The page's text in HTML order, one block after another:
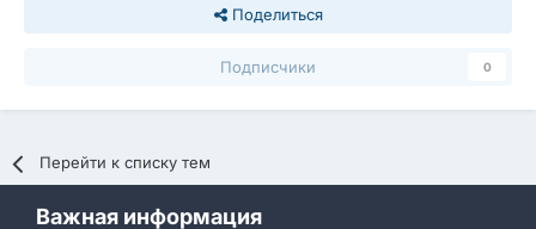
Поделиться
Подписчики 0
Перейти к списку тем
Важная информация